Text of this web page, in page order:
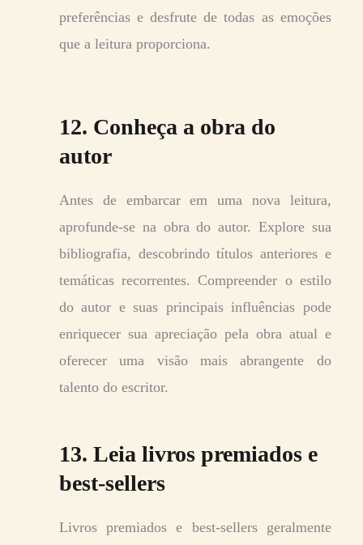
preferências e desfrute de todas as emoções
que a leitura proporciona.
12. Conheça a obra do
autor
Antes de embarcar em uma nova leitura,
aprofunde-se na obra do autor. Explore sua
bibliografia, descobrindo títulos anteriores e
temáticas recorrentes. Compreender o estilo
do autor e suas principais influências pode
enriquecer sua apreciação pela obra atual e
oferecer uma visão mais abrangente do
talento do escritor.
13. Leia livros premiados e
best-sellers
Livros premiados e best-sellers geralmente